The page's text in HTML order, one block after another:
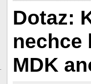
Dotaz:
nechce
MDK